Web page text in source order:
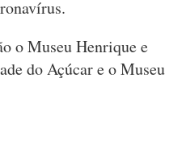
o Museu Henrique e
do Açúcar e o Museu